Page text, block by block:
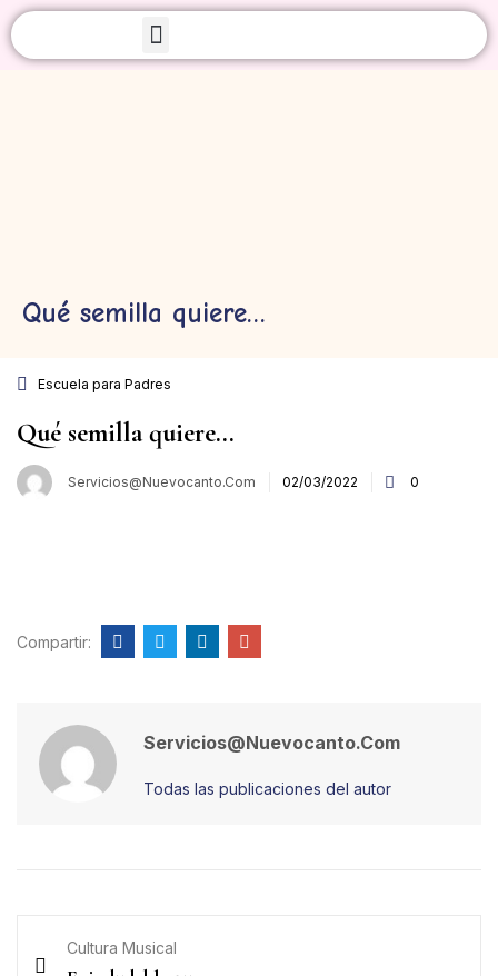
Qué semilla quiere…
Escuela para Padres
Qué semilla quiere…
Servicios@nuevocanto.com 02/03/2022 0
Compartir:
Servicios@nuevocanto.com
Todas las publicaciones del autor
Cultura Musical
Iniciar sesión
Acceso